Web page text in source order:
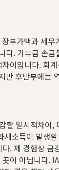
부가액과 세
다. 기부금 손
이입니다. 회
만 후반부에는
할 일시적차이,
소득이 발생
. 제 경험상 금
이 아닙니다.